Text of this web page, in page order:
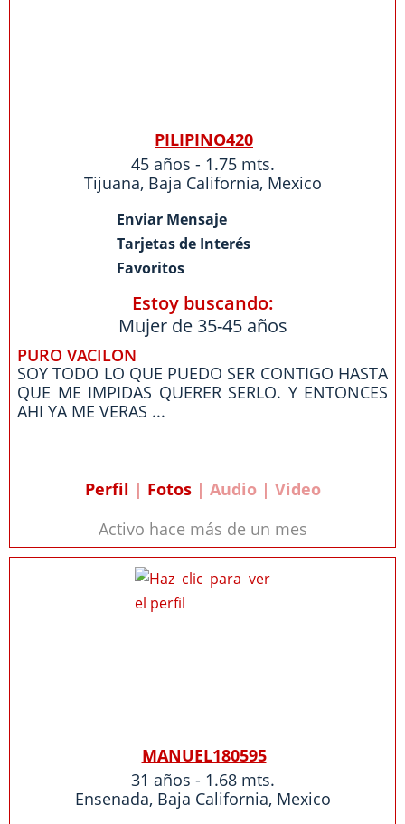
PILIPINO420
45 años - 1.75 mts.
Tijuana, Baja California, Mexico
Enviar Mensaje
Tarjetas de Interés
Favoritos
Estoy buscando:
Mujer de 35-45 años
PURO VACILON
SOY TODO LO QUE PUEDO SER CONTIGO HASTA
QUE ME IMPIDAS QUERER SERLO. Y ENTONCES
AHI YA ME VERAS ...
Perfil | Fotos| Audio | Video
Activo hace más de un mes
MANUEL180595
31 años - 1.68 mts.
Ensenada, Baja California, Mexico